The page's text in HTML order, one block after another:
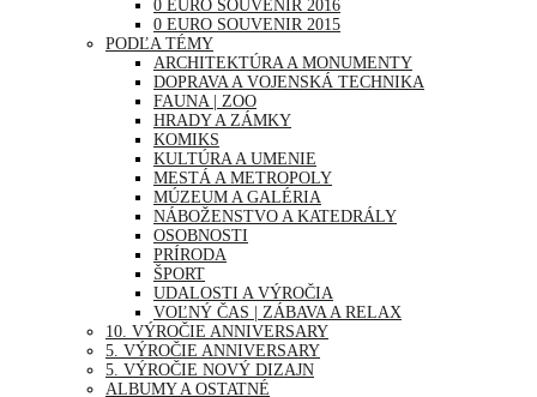
0 EURO SOUVENIR 2016
0 EURO SOUVENIR 2015
PODĽA TÉMY
ARCHITEKTÚRA A MONUMENTY
DOPRAVA A VOJENSKÁ TECHNIKA
FAUNA | ZOO
HRADY A ZÁMKY
KOMIKS
KULTÚRA A UMENIE
MESTÁ A METROPOLY
MÚZEUM A GALÉRIA
NÁBOŽENSTVO A KATEDRÁLY
OSOBNOSTI
PRÍRODA
ŠPORT
UDALOSTI A VÝROČIA
VOĽNÝ ČAS | ZÁBAVA A RELAX
10. VÝROČIE ANNIVERSARY
5. VÝROČIE ANNIVERSARY
5. VÝROČIE NOVÝ DIZAJN
ALBUMY A OSTATNÉ